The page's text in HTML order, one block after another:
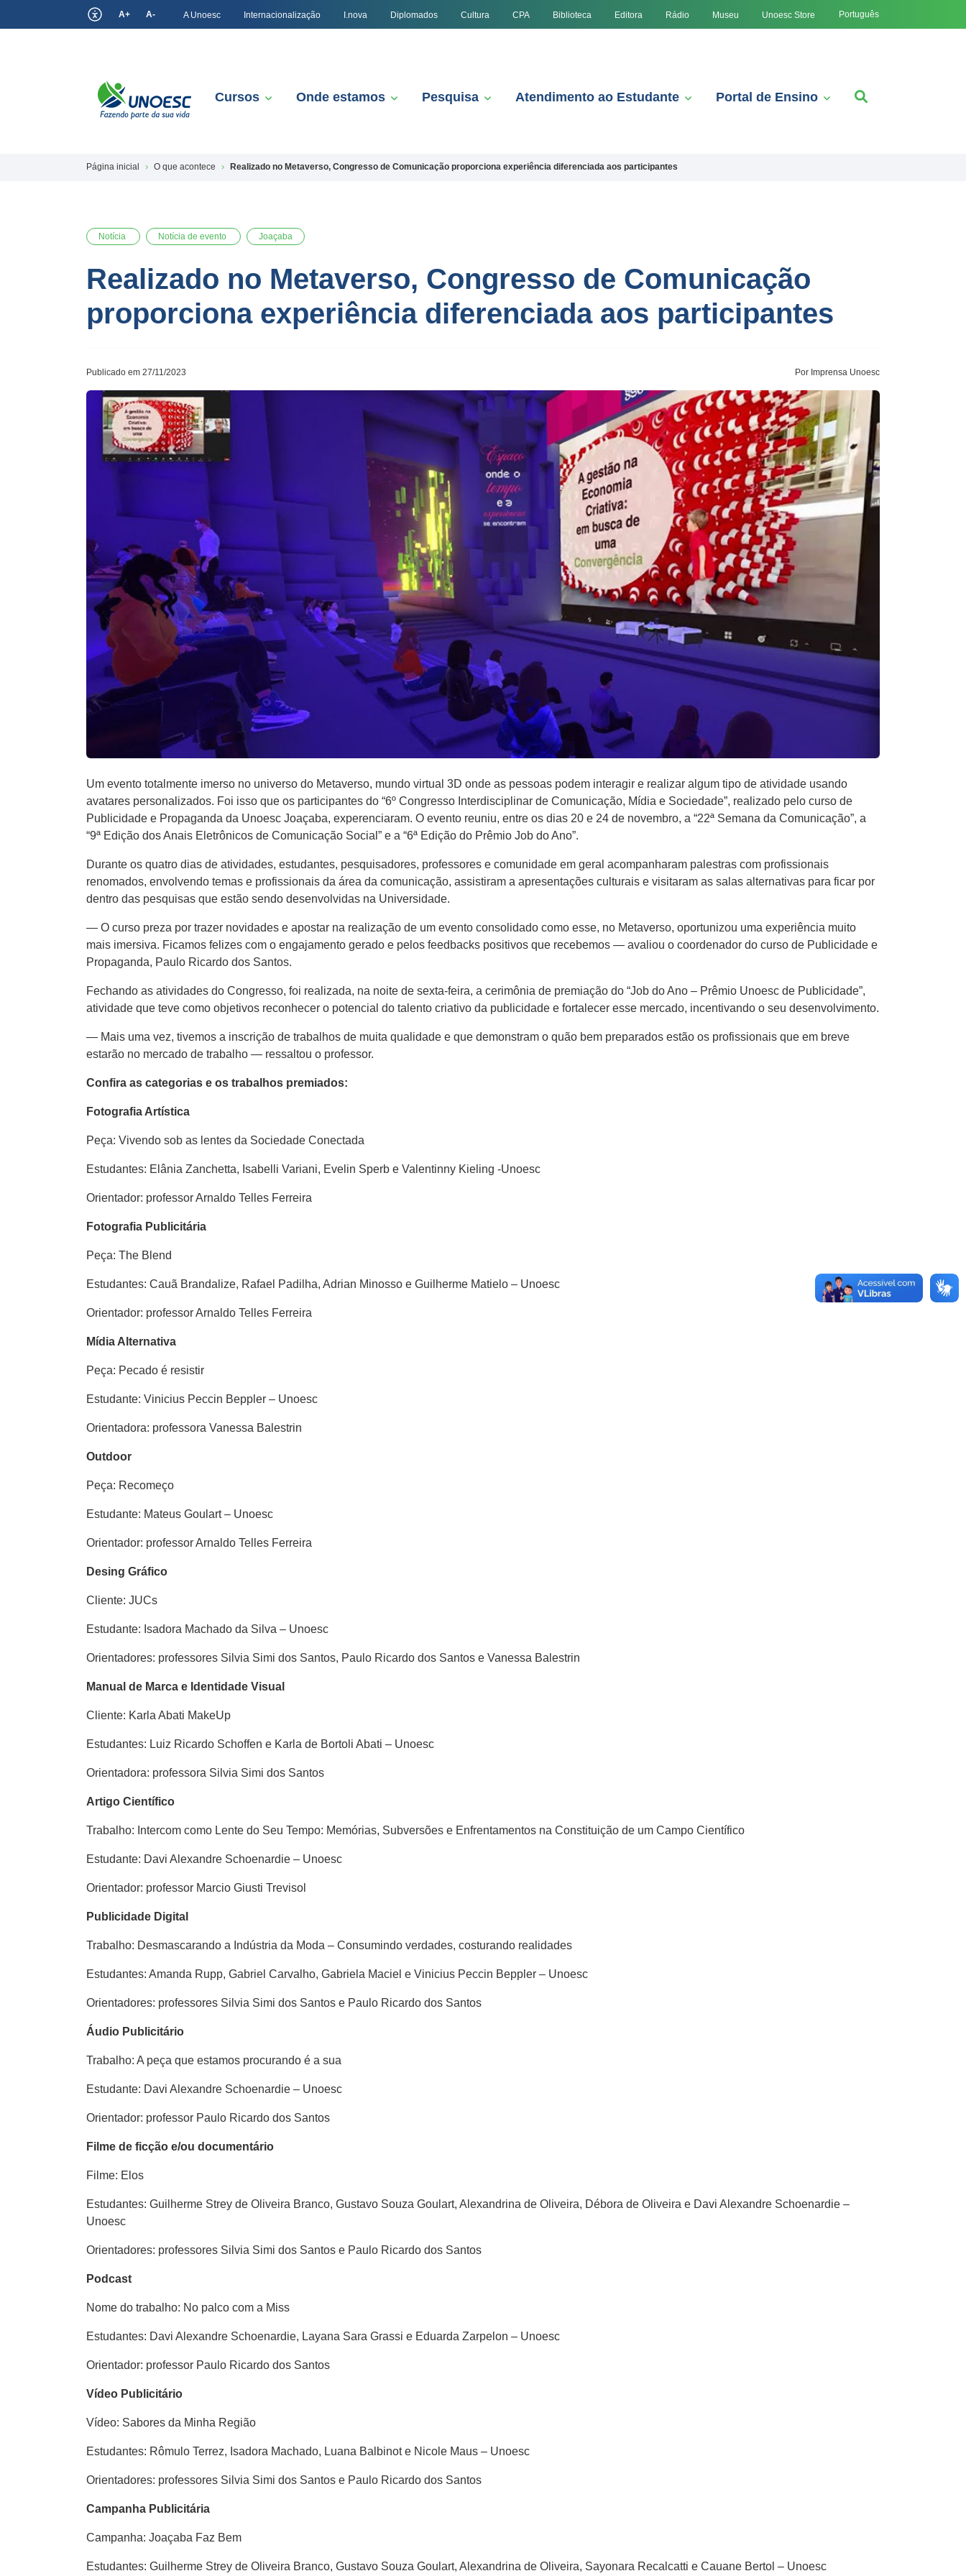
A+ A- A Unoesc Internacionalização I.nova Diplomados Cultura CPA Biblioteca Editora Rádio Museu Unoesc Store Português
Cursos Onde estamos Pesquisa Atendimento ao Estudante Portal de Ensino
Página inicial O que acontece Realizado no Metaverso, Congresso de Comunicação proporciona experiência diferenciada aos participantes
Notícia Notícia de evento Joaçaba
Realizado no Metaverso, Congresso de Comunicação
proporciona experiência diferenciada aos participantes
Publicado em 27/11/2023 Por Imprensa Unoesc
Um evento totalmente imerso no universo do Metaverso, mundo virtual 3D onde as pessoas podem interagir e realizar algum tipo de atividade usando
avatares personalizados. Foi isso que os participantes do “6º Congresso Interdisciplinar de Comunicação, Mídia e Sociedade”, realizado pelo curso de
Publicidade e Propaganda da Unoesc Joaçaba, experenciaram. O evento reuniu, entre os dias 20 e 24 de novembro, a “22ª Semana da Comunicação”, a
“9ª Edição dos Anais Eletrônicos de Comunicação Social” e a “6ª Edição do Prêmio Job do Ano”.
Durante os quatro dias de atividades, estudantes, pesquisadores, professores e comunidade em geral acompanharam palestras com profissionais
renomados, envolvendo temas e profissionais da área da comunicação, assistiram a apresentações culturais e visitaram as salas alternativas para ficar por
dentro das pesquisas que estão sendo desenvolvidas na Universidade.
— O curso preza por trazer novidades e apostar na realização de um evento consolidado como esse, no Metaverso, oportunizou uma experiência muito
mais imersiva. Ficamos felizes com o engajamento gerado e pelos feedbacks positivos que recebemos — avaliou o coordenador do curso de Publicidade e
Propaganda, Paulo Ricardo dos Santos.
Fechando as atividades do Congresso, foi realizada, na noite de sexta-feira, a cerimônia de premiação do “Job do Ano – Prêmio Unoesc de Publicidade”,
atividade que teve como objetivos reconhecer o potencial do talento criativo da publicidade e fortalecer esse mercado, incentivando o seu desenvolvimento.
— Mais uma vez, tivemos a inscrição de trabalhos de muita qualidade e que demonstram o quão bem preparados estão os profissionais que em breve
estarão no mercado de trabalho — ressaltou o professor.
Confira as categorias e os trabalhos premiados:
Fotografia Artística
Peça: Vivendo sob as lentes da Sociedade Conectada
Estudantes: Elânia Zanchetta, Isabelli Variani, Evelin Sperb e Valentinny Kieling -Unoesc
Orientador: professor Arnaldo Telles Ferreira
Fotografia Publicitária
Peça: The Blend
Estudantes: Cauã Brandalize, Rafael Padilha, Adrian Minosso e Guilherme Matielo – Unoesc
Orientador: professor Arnaldo Telles Ferreira
Mídia Alternativa
Peça: Pecado é resistir
Estudante: Vinicius Peccin Beppler – Unoesc
Orientadora: professora Vanessa Balestrin
Outdoor
Peça: Recomeço
Estudante: Mateus Goulart – Unoesc
Orientador: professor Arnaldo Telles Ferreira
Desing Gráfico
Cliente: JUCs
Estudante: Isadora Machado da Silva – Unoesc
Orientadores: professores Silvia Simi dos Santos, Paulo Ricardo dos Santos e Vanessa Balestrin
Manual de Marca e Identidade Visual
Cliente: Karla Abati MakeUp
Estudantes: Luiz Ricardo Schoffen e Karla de Bortoli Abati – Unoesc
Orientadora: professora Silvia Simi dos Santos
Artigo Científico
Trabalho: Intercom como Lente do Seu Tempo: Memórias, Subversões e Enfrentamentos na Constituição de um Campo Científico
Estudante: Davi Alexandre Schoenardie – Unoesc
Orientador: professor Marcio Giusti Trevisol
Publicidade Digital
Trabalho: Desmascarando a Indústria da Moda – Consumindo verdades, costurando realidades
Estudantes: Amanda Rupp, Gabriel Carvalho, Gabriela Maciel e Vinicius Peccin Beppler – Unoesc
Orientadores: professores Silvia Simi dos Santos e Paulo Ricardo dos Santos
Áudio Publicitário
Trabalho: A peça que estamos procurando é a sua
Estudante: Davi Alexandre Schoenardie – Unoesc
Orientador: professor Paulo Ricardo dos Santos
Filme de ficção e/ou documentário
Filme: Elos
Estudantes: Guilherme Strey de Oliveira Branco, Gustavo Souza Goulart, Alexandrina de Oliveira, Débora de Oliveira e Davi Alexandre Schoenardie –
Unoesc
Orientadores: professores Silvia Simi dos Santos e Paulo Ricardo dos Santos
Podcast
Nome do trabalho: No palco com a Miss
Estudantes: Davi Alexandre Schoenardie, Layana Sara Grassi e Eduarda Zarpelon – Unoesc
Orientador: professor Paulo Ricardo dos Santos
Vídeo Publicitário
Vídeo: Sabores da Minha Região
Estudantes: Rômulo Terrez, Isadora Machado, Luana Balbinot e Nicole Maus – Unoesc
Orientadores: professores Silvia Simi dos Santos e Paulo Ricardo dos Santos
Campanha Publicitária
Campanha: Joaçaba Faz Bem
Estudantes: Guilherme Strey de Oliveira Branco, Gustavo Souza Goulart, Alexandrina de Oliveira, Sayonara Recalcatti e Cauane Bertol – Unoesc